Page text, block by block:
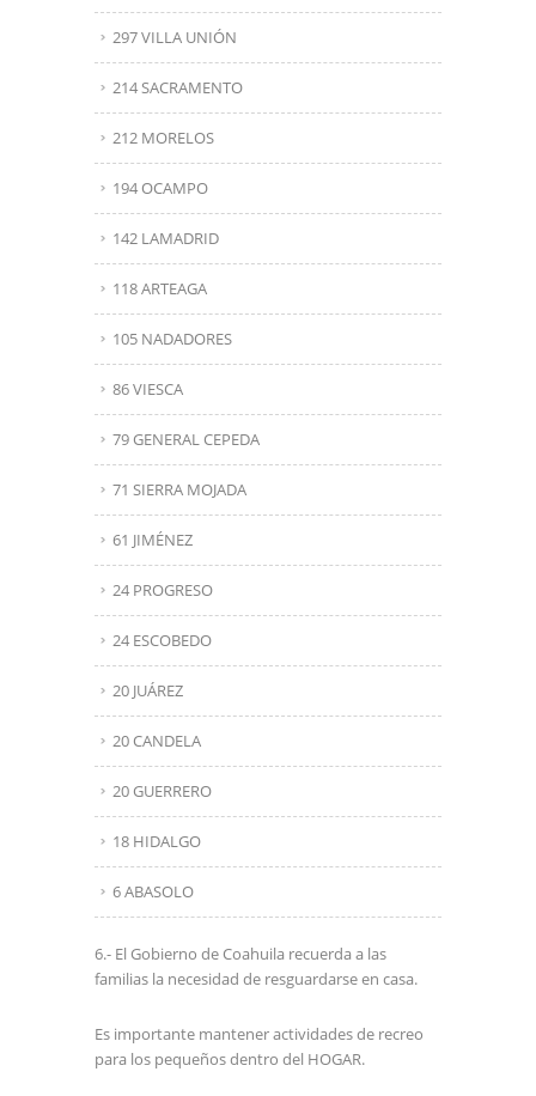
297 VILLA UNIÓN
214 SACRAMENTO
212 MORELOS
194 OCAMPO
142 LAMADRID
118 ARTEAGA
105 NADADORES
86 VIESCA
79 GENERAL CEPEDA
71 SIERRA MOJADA
61 JIMÉNEZ
24 PROGRESO
24 ESCOBEDO
20 JUÁREZ
20 CANDELA
20 GUERRERO
18 HIDALGO
6 ABASOLO
6.- El Gobierno de Coahuila recuerda a las
familias la necesidad de resguardarse en casa.
Es importante mantener actividades de recreo
para los pequeños dentro del HOGAR.